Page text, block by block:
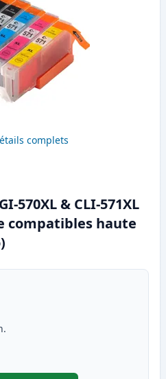
complets
570XL & CLI-571XL
compatibles haute